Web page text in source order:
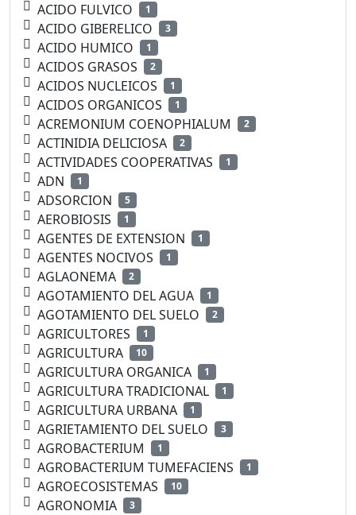
ACIDO FULVICO 1
ACIDO GIBERELICO 3
ACIDO HUMICO 1
ACIDOS GRASOS 2
ACIDOS NUCLEICOS 1
ACIDOS ORGANICOS 1
ACREMONIUM COENOPHIALUM 2
ACTINIDIA DELICIOSA 2
ACTIVIDADES COOPERATIVAS 1
ADN 1
ADSORCION 5
AEROBIOSIS 1
AGENTES DE EXTENSION 1
AGENTES NOCIVOS 1
AGLAONEMA 2
AGOTAMIENTO DEL AGUA 1
AGOTAMIENTO DEL SUELO 2
AGRICULTORES 1
AGRICULTURA 10
AGRICULTURA ORGANICA 1
AGRICULTURA TRADICIONAL 1
AGRICULTURA URBANA 1
AGRIETAMIENTO DEL SUELO 3
AGROBACTERIUM 1
AGROBACTERIUM TUMEFACIENS 1
AGROECOSISTEMAS 10
AGRONOMIA 3